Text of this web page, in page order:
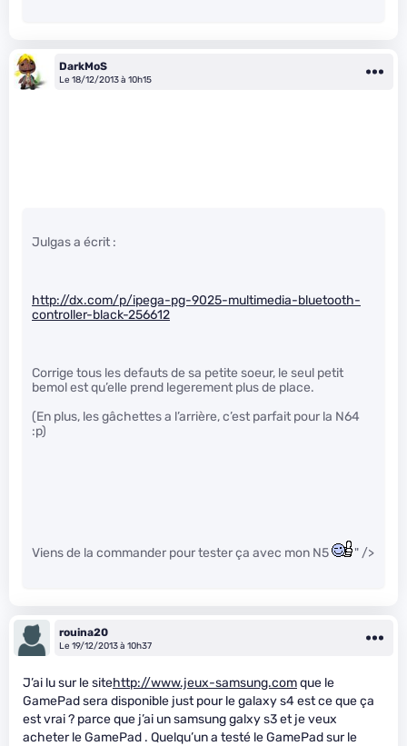
DarkMoS
Le 18/12/2013 à 10h15
Julgas a écrit :
http://dx.com/p/ipega-pg-9025-multimedia-bluetooth-
controller-black-256612
Corrige tous les defauts de sa petite soeur, le seul petit
bemol est qu’elle prend legerement plus de place.
(En plus, les gâchettes a l’arrière, c’est parfait pour la N64
:p)
Viens de la commander pour tester ça avec mon N5 " />
rouina20
Le 19/12/2013 à 10h37
J’ai lu sur le sitehttp://www.jeux-samsung.comque le
GamePad sera disponible just pour le galaxy s4 est ce que ça
est vrai ? parce que j’ai un samsung galxy s3 et je veux
acheter le GamePad . Quelqu’un a testé le GamePad sur le